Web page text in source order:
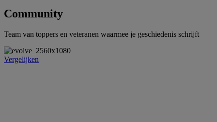
Community
Team van toppers en veteranen waarmee je geschiedenis schrijft
Vergelijken